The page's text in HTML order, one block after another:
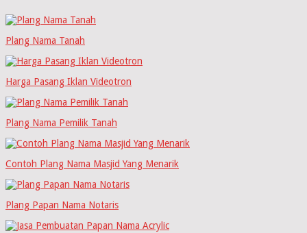
Plang Nama Tanah
Harga Pasang Iklan Videotron
Plang Nama Pemilik Tanah
Contoh Plang Nama Masjid Yang Menarik
Plang Papan Nama Notaris